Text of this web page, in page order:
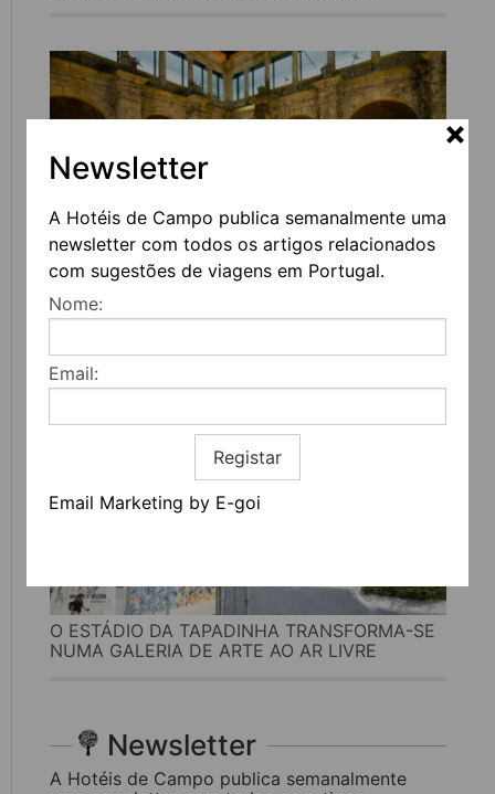
Newsletter
A Hotéis de Campo publica semanalmente uma
newsletter com todos os artigos relacionados
com sugestões de viagens em Portugal.
Nome:
Email:
Registar
Email Marketing by E-goi
UVVA REGRESSA A AMARANTE PARA
CELEBRAR O VINHO, A GASTRONOMIA E A
O ESTÁDIO DA TAPADINHA TRANSFORMA-SE
NUMA GALERIA DE ARTE AO AR LIVRE
Newsletter
A Hotéis de Campo publica semanalmente